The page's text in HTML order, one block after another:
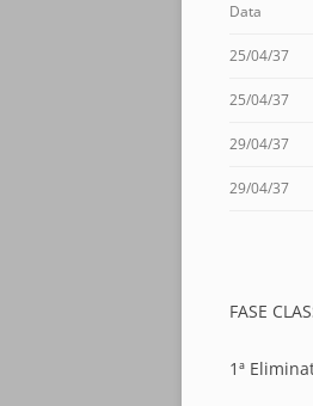
Data
25/04/37
25/04/37
29/04/37
29/04/37
FASE
1ª